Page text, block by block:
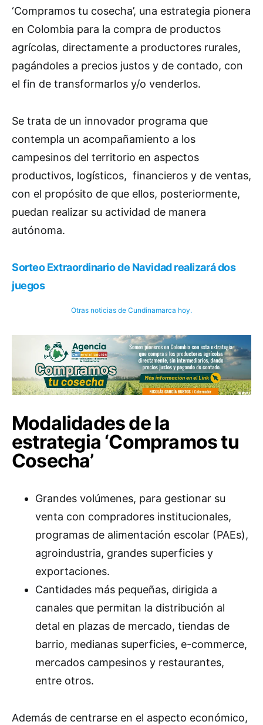
‘Compramos tu cosecha’, una estrategia pionera
en Colombia para la compra de productos
agrícolas, directamente a productores rurales,
pagándoles a precios justos y de contado, con
el fin de transformarlos y/o venderlos.
Se trata de un innovador programa que
contempla un acompañamiento a los
campesinos del territorio en aspectos
productivos, logísticos, financieros y de ventas,
con el propósito de que ellos, posteriormente,
puedan realizar su actividad de manera
autónoma.
Sorteo Extraordinario de Navidad realizará dos
juegos
Otras noticias de Cundinamarca hoy.
Modalidades de la
estrategia ‘Compramos tu
Cosecha’
Grandes volúmenes, para gestionar su
venta con compradores institucionales,
programas de alimentación escolar (PAEs),
agroindustria, grandes superficies y
exportaciones.
Cantidades más pequeñas, dirigida a
canales que permitan la distribución al
detal en plazas de mercado, tiendas de
barrio, medianas superficies, e-commerce,
mercados campesinos y restaurantes,
entre otros.
Además de centrarse en el aspecto económico,